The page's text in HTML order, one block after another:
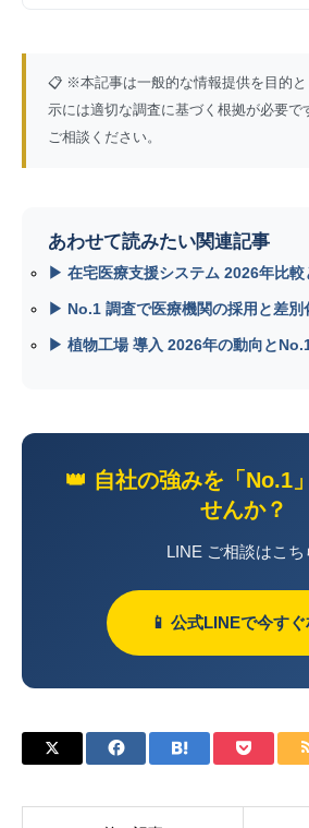
📋 ※本記事は一般的な情報提供を目的
示には適切な調査に基づく根拠が必要で
ご相談ください。
あわせて読みたい関連記事
▶ 在宅医療支援システム 2026年比
▶ No.1 調査で医療機関の採用と差別
▶ 植物工場 導入 2026年の動向と
👑 自社の強みを「No.1
せんか？
LINE ご相談はこち
📱 公式LINEで今す